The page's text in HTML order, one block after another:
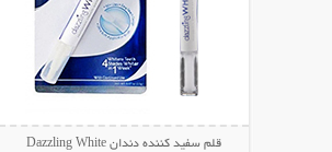
قلم سفید کننده دندان Dazzling White